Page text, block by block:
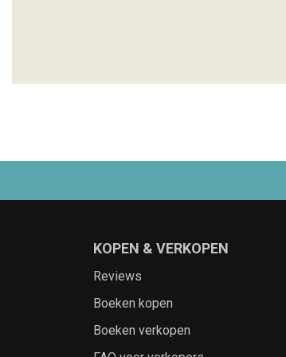
KOPEN & VERKOPEN
Reviews
Boeken kopen
Boeken verkopen